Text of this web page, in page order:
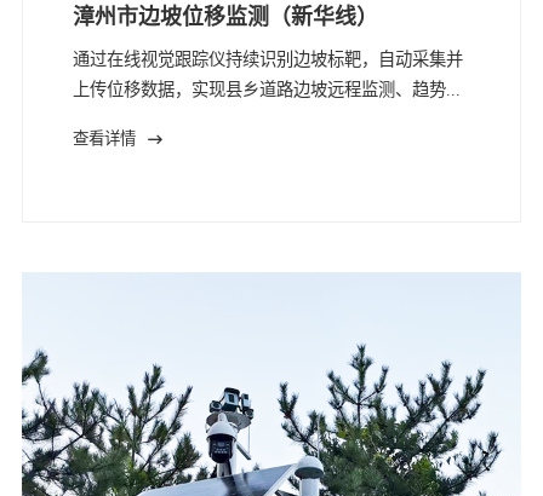
漳州市边坡位移监测（新华线）
通过在线视觉跟踪仪持续识别边坡标靶，自动采集并
上传位移数据，实现县乡道路边坡远程监测、趋势...
查看详情